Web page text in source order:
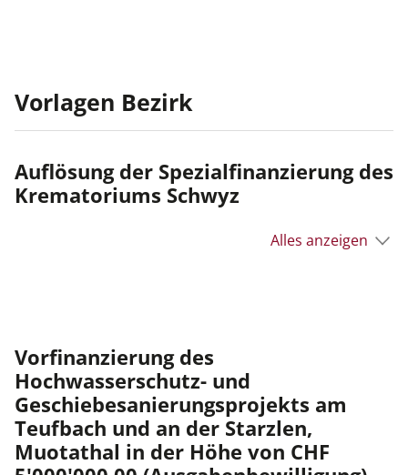
Vorlagen Bezirk
Auflösung der Spezialfinanzierung des
Krematoriums Schwyz
Alles anzeigen
Vorfinanzierung des
Hochwasserschutz- und
Geschiebesanierungsprojekts am
Teufbach und an der Starzlen,
Muotathal in der Höhe von CHF